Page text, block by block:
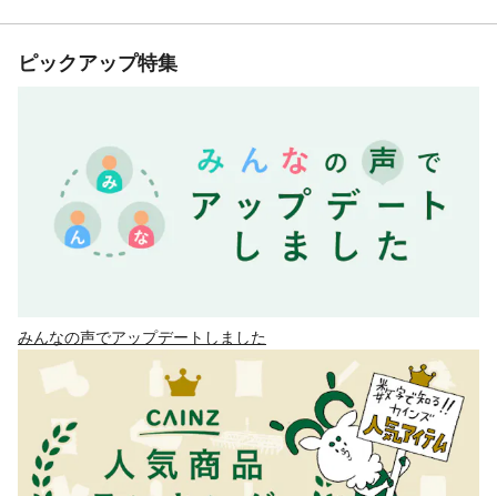
ピックアップ特集
みんなの声でアップデートしました